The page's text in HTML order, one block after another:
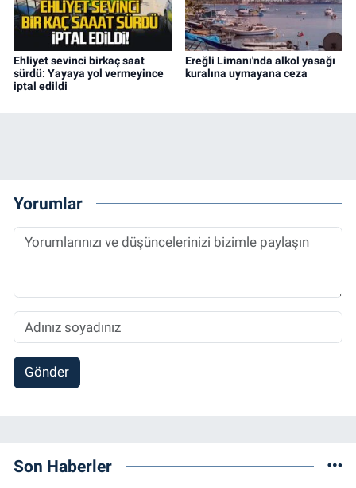
Ehliyet sevinci birkaç saat
sürdü: Yayaya yol vermeyince
iptal edildi
Ereğli Limanı'nda alkol yasağı
kuralına uymayana ceza
Yorumlar
Gönder
Son Haberler